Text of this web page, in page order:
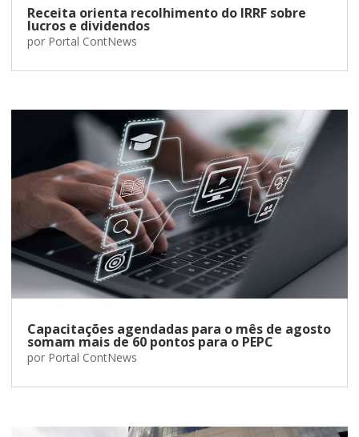
Receita orienta recolhimento do IRRF sobre
lucros e dividendos
por Portal ContNews
Capacitações agendadas para o mês de agosto
somam mais de 60 pontos para o PEPC
por Portal ContNews